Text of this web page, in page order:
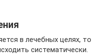
в лечебных целях, то
систематически.